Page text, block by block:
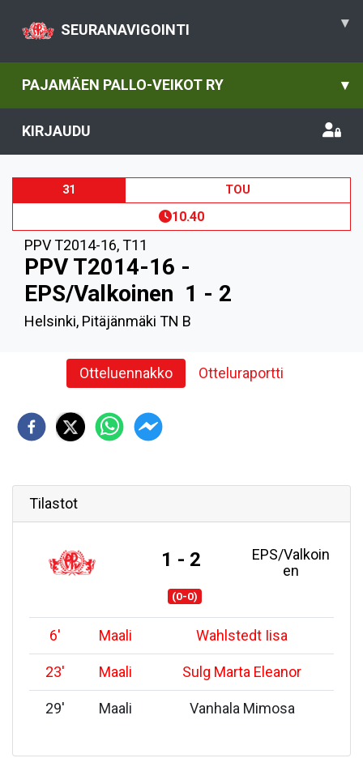
SEURANAVIGOINTI ▾
PAJAMÄEN PALLO-VEIKOT RY ▾
KIRJAUDU
31 TOU
10.40
PPV T2014-16,T11
PPV T2014-16 -
EPS/Valkoinen 1 - 2
Helsinki, Pitäjänmäki TN B
Otteluennakko Otteluraportti
Tilastot
1 - 2
EPS/Valkoin
en
(0-0)
6' Maali Wahlstedt Iisa
23' Maali Sulg Marta Eleanor
29' Maali Vanhala Mimosa